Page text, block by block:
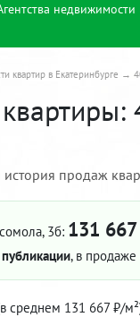
недвижимости
квартир в Екатеринбурге
продаж
3б: 131
, в
среднем 131 667 ₽/